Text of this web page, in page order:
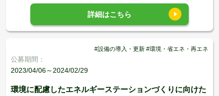
詳細はこちら
#設備の導入・更新 #環境・省エネ・再エネ
公募期間：
2023/04/06～2024/02/29
環境に配慮したエネルギーステーションづくりに向けた